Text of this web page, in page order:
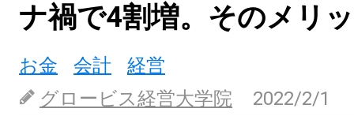
ナ禍で4割増。そのメリ
お金 会計
経営
グロービス経営大学院
2022/2/1